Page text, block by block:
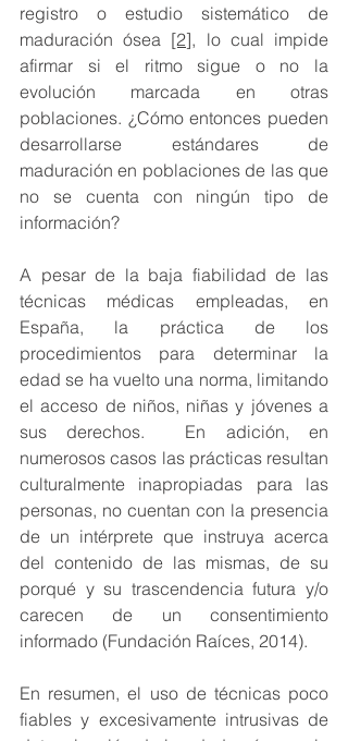
registro o estudio sistemático de
maduración ósea [2], lo cual impide
afirmar si el ritmo sigue o no la
evolución marcada en otras
poblaciones. ¿Cómo entonces pueden
desarrollarse estándares de
maduración en poblaciones de las que
no se cuenta con ningún tipo de
información?
A pesar de la baja fiabilidad de las
técnicas médicas empleadas, en
España, la práctica de los
procedimientos para determinar la
edad se ha vuelto una norma, limitando
el acceso de niños, niñas y jóvenes a
sus derechos.  En adición, en
numerosos casos las prácticas resultan
culturalmente inapropiadas para las
personas, no cuentan con la presencia
de un intérprete que instruya acerca
del contenido de las mismas, de su
porqué y su trascendencia futura y/o
carecen de un consentimiento
informado (Fundación Raíces, 2014).
En resumen, el uso de técnicas poco
fiables y excesivamente intrusivas de